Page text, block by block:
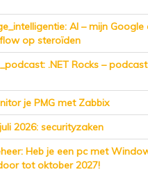
AI – mijn Google
op steroïden
.NET Rocks –
je PMG met Zabbix
2026: securityzaken
Heb je een pc met
tot oktober 2027!